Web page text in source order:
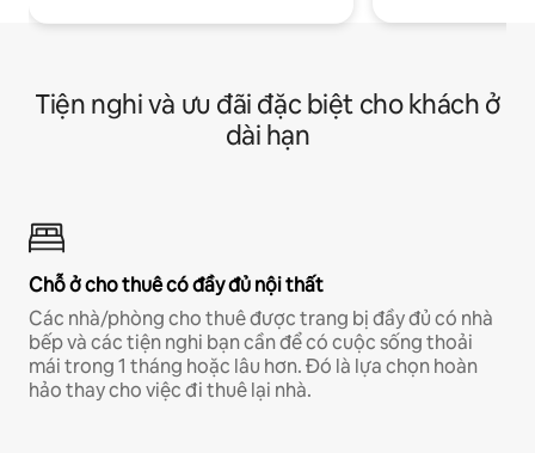
Tiện nghi và ưu đãi đặc biệt cho khách ở
dài hạn
Chỗ ở cho thuê có đầy đủ nội thất
Các nhà/phòng cho thuê được trang bị đầy đủ có nhà
bếp và các tiện nghi bạn cần để có cuộc sống thoải
mái trong 1 tháng hoặc lâu hơn. Đó là lựa chọn hoàn
hảo thay cho việc đi thuê lại nhà.